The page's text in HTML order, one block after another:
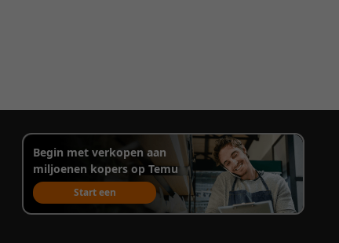
Begin met verkopen aan
miljoenen kopers op Temu
Start een
verkoopaccount